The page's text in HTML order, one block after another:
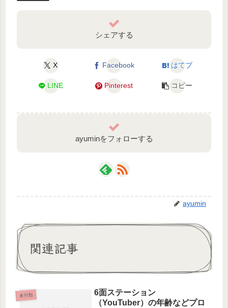
シェアする
X Facebook はてブ
LINE Pinterest コピー
ayuminをフォローする
ayumin
関連記事
未分類
6面ステーション
（YouTuber）の年齢などプロ